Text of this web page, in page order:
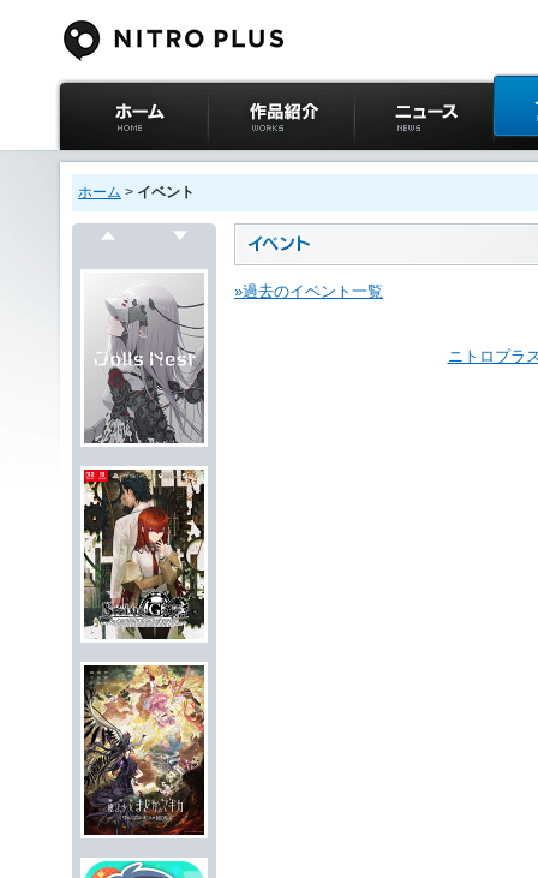
ニトロプラス公式
サイト ホーム
作品紹介 ニュース イベ
ホーム > イベント
»過去のイベント一覧
ニトロプラ